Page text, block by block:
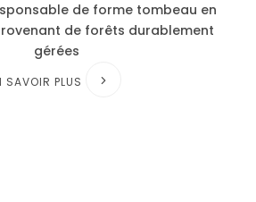
de forme tombeau en
de forêts durablement
gérées
SAVOIR PLUS